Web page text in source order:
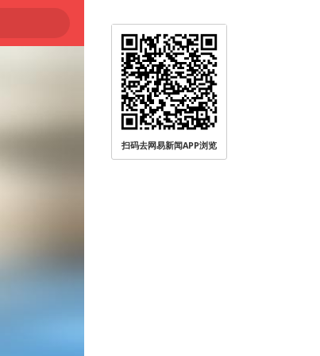
扫码去网易新闻APP浏览